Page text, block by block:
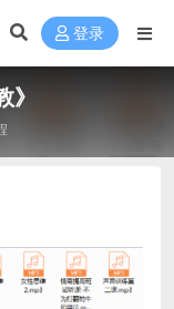
登录